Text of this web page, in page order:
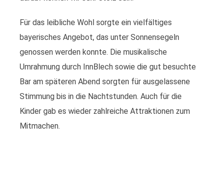
Für das leibliche Wohl sorgte ein vielfältiges
bayerisches Angebot, das unter Sonnensegeln
genossen werden konnte. Die musikalische
Umrahmung durch InnBlech sowie die gut besuchte
Bar am späteren Abend sorgten für ausgelassene
Stimmung bis in die Nachtstunden. Auch für die
Kinder gab es wieder zahlreiche Attraktionen zum
Mitmachen.